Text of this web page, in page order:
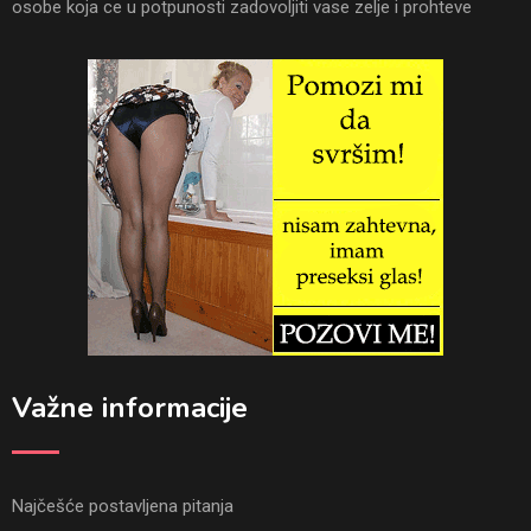
osobe koja ce u potpunosti zadovoljiti vase zelje i prohteve
Važne informacije
Najčešće postavljena pitanja